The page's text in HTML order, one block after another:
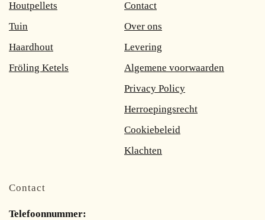
Houtpellets
Tuin
Haardhout
Fröling Ketels
Contact
Over ons
Levering
Algemene voorwaarden
Privacy Policy
Herroepingsrecht
Cookiebeleid
Klachten
Contact
Telefoonnummer: